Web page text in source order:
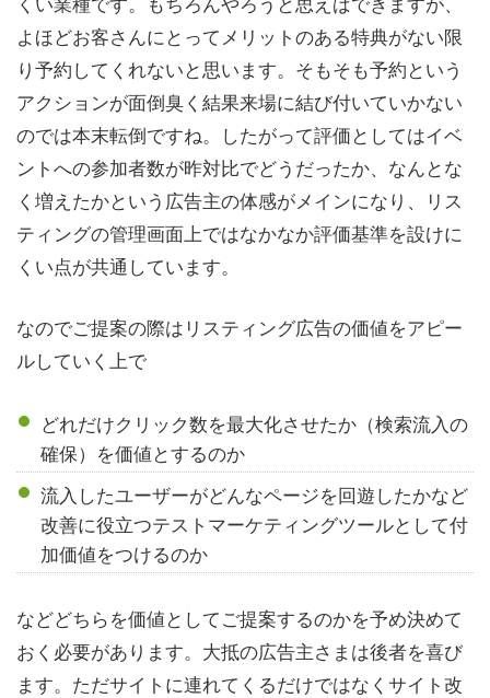
よほどお客さんにとってメリットのある特典がない限
り予約してくれないと思います。そもそも予約という
アクションが面倒臭く結果来場に結び付いていかない
のでは本末転倒ですね。したがって評価としてはイベ
ントへの参加者数が昨対比でどうだったか、なんとな
く増えたかという広告主の体感がメインになり、リス
ティングの管理画面上ではなかなか評価基準を設けに
くい点が共通しています。
なのでご提案の際はリスティング広告の価値をアピー
ルしていく上で
どれだけクリック数を最大化させたか（検索流入の
確保）を価値とするのか
流入したユーザーがどんなページを回遊したかなど
改善に役立つテストマーケティングツールとして付
加価値をつけるのか
などどちらを価値としてご提案するのかを予め決めて
おく必要があります。大抵の広告主さまは後者を喜び
ます。ただサイトに連れてくるだけではなくサイト改